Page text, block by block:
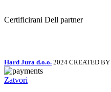
Certificirani Dell partner
Hard Jura d.o.o. 2024 CREATED BY
Zatvori